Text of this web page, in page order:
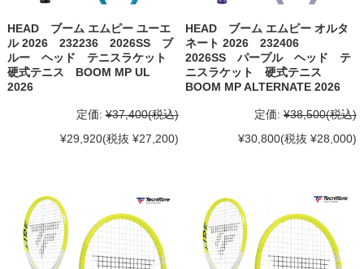
HEAD ブーム エムピー ユーエ
ル 2026 232236 2026SS ブ
ルー ヘッド テニスラケット
硬式テニス BOOM MP UL
2026
定価: ¥37,400(税込)
¥29,920(税抜 ¥27,200)
HEAD ブーム エムピー オルタ
ネート 2026 232406
2026SS パープル ヘッド テ
ニスラケット 硬式テニス
BOOM MP ALTERNATE 2026
定価: ¥38,500(税込)
¥30,800(税抜 ¥28,000)